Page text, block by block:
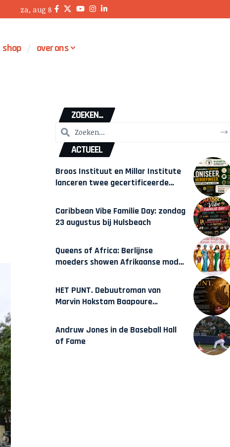
za, aug 8
shop over ons
ZOEKEN...
ACTUEEL
Broos Instituut en Millar Institute
lanceren twee gecertificeerde
Amsterdam
Caribbean Vibe Familie Day: zondag
23 augustus bij Hulsbeach
Queens of Africa: Berlijnse
moeders showen Afrikaanse mode
HET PUNT. Debuutroman van
Marvin Hokstam Baapoure
Andruw Jones in de Baseball Hall
of Fame